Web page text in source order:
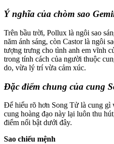
Ý nghĩa của chòm sao
Trên bầu trời, Pollux là ngôi sao
năm ánh sáng, còn Castor là ngôi
tượng trưng cho tình anh em vĩnh
trong tính cách của người thuộc
do, vừa lý trí vừa cảm xúc.
Đặc điểm chung của cung
Để hiểu rõ hơn Song Tử là cung gì
cung hoàng đạo này lại luôn thu
điểm nổi bật dưới đây.
Sao chiếu mệnh